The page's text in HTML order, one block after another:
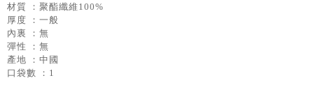
材質 ：聚酯纖維100%
厚度 ：一般
內裏 ：無
彈性 ：無
產地 ：中國
口袋數 ：1